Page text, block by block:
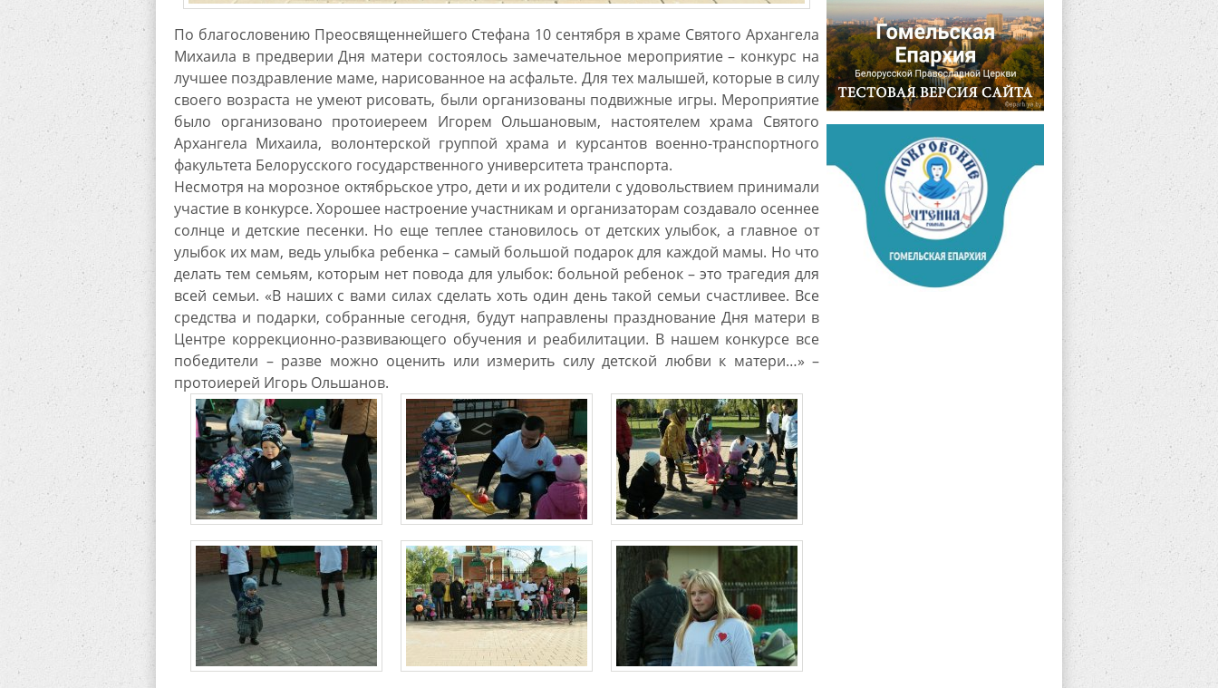
По благословению Преосвященнейшего Стефана 10 сентября в храме Святого Архангела
Михаила в предверии Дня матери состоялось замечательное мероприятие – конкурс на
лучшее поздравление маме, нарисованное на асфальте. Для тех малышей, которые в силу
своего возраста не умеют рисовать, были организованы подвижные игры. Мероприятие
было организовано протоиереем Игорем Ольшановым, настоятелем храма Святого
Архангела Михаила, волонтерской группой храма и курсантов военно-транспортного
факультета Белорусского государственного университета транспорта.
Несмотря на морозное октябрьское утро, дети и их родители с удовольствием принимали
участие в конкурсе. Хорошее настроение участникам и организаторам создавало осеннее
солнце и детские песенки. Но еще теплее становилось от детских улыбок, а главное от
улыбок их мам, ведь улыбка ребенка – самый большой подарок для каждой мамы. Но что
делать тем семьям, которым нет повода для улыбок: больной ребенок – это трагедия для
всей семьи. «В наших с вами силах сделать хоть один день такой семьи счастливее. Все
средства и подарки, собранные сегодня, будут направлены празднование Дня матери в
Центре коррекционно-развивающего обучения и реабилитации. В нашем конкурсе все
победители – разве можно оценить или измерить силу детской любви к матери…» –
протоиерей Игорь Ольшанов.